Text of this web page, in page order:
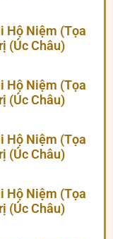
Hộ Niệm (Tọa
(Úc Châu)
Hộ Niệm (Tọa
(Úc Châu)
Hộ Niệm (Tọa
(Úc Châu)
Hộ Niệm (Tọa
(Úc Châu)